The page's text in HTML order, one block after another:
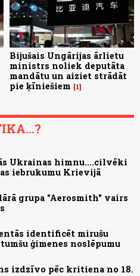
Bijušais Ungārijas ārlietu
ministrs noliek deputāta
mandātu un aiziet strādāt
pie ķīniešiem
1
Ukrainas himnu....cilvēki
iebrukumu Krievijā
grupa "Aerosmith" vairs
identificēt mirušu
ģimenes noslēpumu
izdzīvo pēc kritiena no 18.